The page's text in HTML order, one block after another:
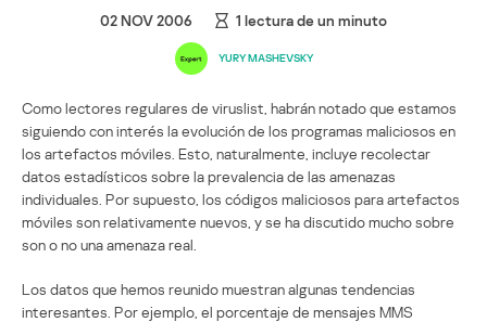
02 NOV 2006 1 lectura de un minuto
YURY MASHEVSKY
Como lectores regulares de viruslist, habrán notado que estamos
siguiendo con interés la evolución de los programas maliciosos en
los artefactos móviles. Esto, naturalmente, incluye recolectar
datos estadísticos sobre la prevalencia de las amenazas
individuales. Por supuesto, los códigos maliciosos para artefactos
móviles son relativamente nuevos, y se ha discutido mucho sobre
son o no una amenaza real.
Los datos que hemos reunido muestran algunas tendencias
interesantes. Por ejemplo, el porcentaje de mensajes MMS